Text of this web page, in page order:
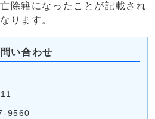
除籍になったことが記載され
ります。
い合わせ
9560